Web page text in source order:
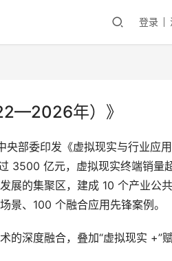
登录
年）》
央部委印发《虚拟现实与行业应
3500 亿元，虚拟现实终端销量
的集聚区，建成 10 个产业公共
景、100 个融合应用先锋案例。
的深度融合，叠加“虚拟现实 +”